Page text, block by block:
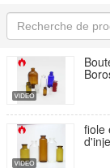
fiole